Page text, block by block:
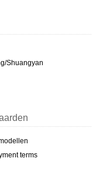
Shuangyan
terms